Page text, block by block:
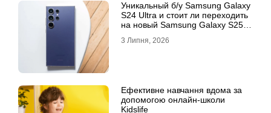
Уникальный б/у Samsung Galaxy
S24 Ultra и стоит ли переходить
на новый Samsung Galaxy S25
3 Липня, 2026
Ефективне навчання вдома за
допомогою онлайн-школи
Kidslife